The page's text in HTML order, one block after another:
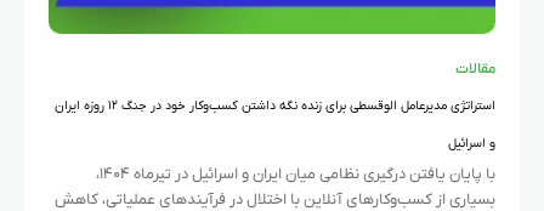
مقالات
استراتژی مدیرعامل الوقسطی برای زنده نگه داشتن کسب‌وکار خود در جنگ ۱۲ روزه ایران
و اسرائیل
با پایان یافتن درگیری نظامی میان ایران و اسرائیل در تیرماه ۱۴۰۴،
بسیاری از کسب‌وکارهای آنلاین با اختلال در فرآیندهای عملیاتی، کاهش